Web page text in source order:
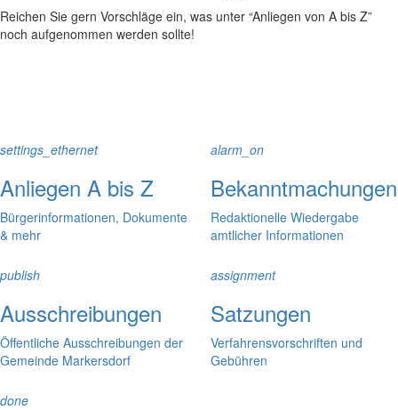
Reichen Sie gern Vorschläge ein, was unter “Anliegen von A bis Z”
noch aufgenommen werden sollte!
settings_ethernet
Anliegen A bis Z
Bürgerinformationen, Dokumente
& mehr
alarm_on
Bekanntmachungen
Redaktionelle Wiedergabe
amtlicher Informationen
publish
Ausschreibungen
Öffentliche Ausschreibungen der
Gemeinde Markersdorf
assignment
Satzungen
Verfahrensvorschriften und
Gebühren
done